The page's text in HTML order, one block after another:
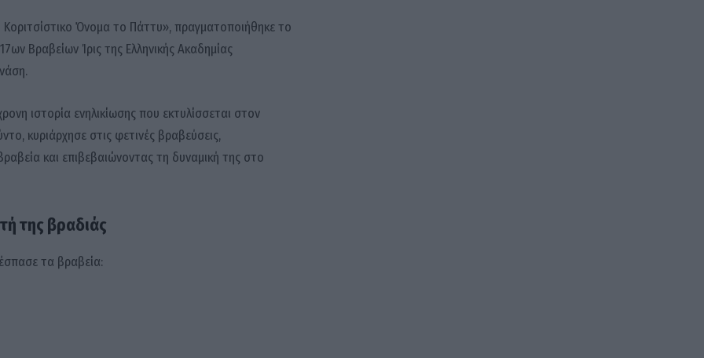
Όνομα το Πάττυ», πραγματοποιήθηκε το
Βραβείων Ίρις της Ελληνικής Ακαδημίας
ιστορία ενηλικίωσης που εκτυλίσσεται στον
κυριάρχησε στις φετινές βραβεύσεις,
και επιβεβαιώνοντας τη δυναμική της στο
της βραδιάς
τα βραβεία: